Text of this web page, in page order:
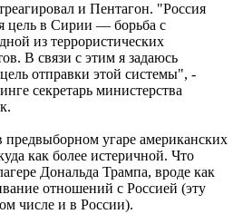
и Пентагон. "Россия
цель в Сирии — борьба с
из террористических
В связи с этим я задаюсь
отправки этой системы", -
секретарь министерства
предвыборном угаре американских
как более истеричной. Что
Дональда Трампа, вроде как
отношений с Россией (эту
числе и в России).